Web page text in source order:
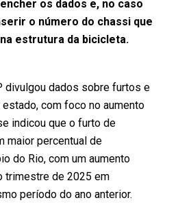
os dados e, no caso
o número do chassi que
estrutura da bicicleta.
divulgou dados sobre furtos e
com foco no aumento
indicou que o furto de
maior percentual de
do Rio, com um aumento
trimestre de 2025 em
período do ano anterior.